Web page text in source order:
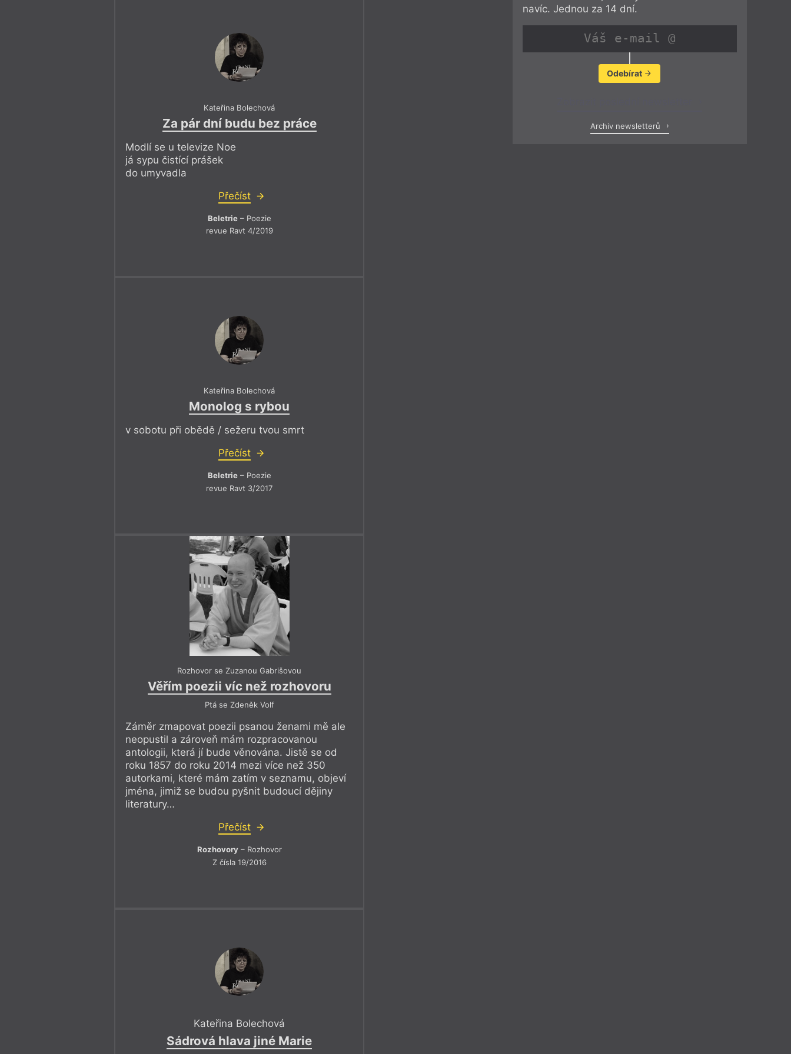
Kateřina Bolechová
Za pár dní budu bez práce
Modlí se u televize Noe
já sypu čistící prášek
do umyvadla
Přečíst
Beletrie– Poezie
revue Ravt 4/2019
Kateřina Bolechová
Monolog s rybou
v sobotu při obědě / sežeru tvou smrt
Přečíst
Beletrie– Poezie
revue Ravt 3/2017
Rozhovor se Zuzanou Gabrišovou
Věřím poezii víc než rozhovoru
Ptá se Zdeněk Volf
Záměr zmapovat poezii psanou ženami mě ale
neopustil a zároveň mám rozpracovanou
antologii, která jí bude věnována. Jistě se od
roku 1857 do roku 2014 mezi více než 350
autorkami, které mám zatím v seznamu, objeví
jména, jimiž se budou pyšnit budoucí dějiny
literatury…
Přečíst
Rozhovory– Rozhovor
Z čísla 19/2016
Kateřina Bolechová
Sádrová hlava jiné Marie
navíc. Jednou za 14 dní.
Odebírat
Archiv newsletterů